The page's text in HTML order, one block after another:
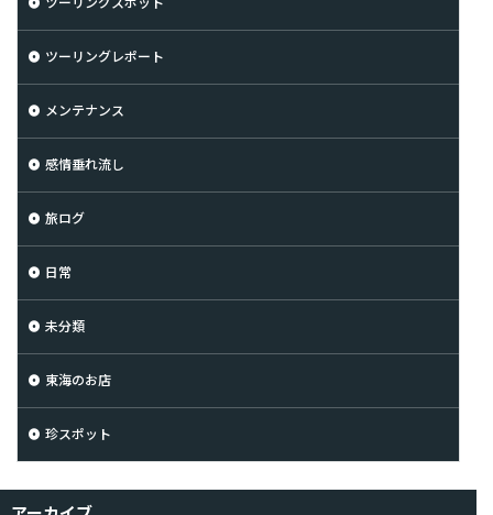
ツーリングレポート
メンテナンス
感情垂れ流し
旅ログ
日常
未分類
東海のお店
珍スポット